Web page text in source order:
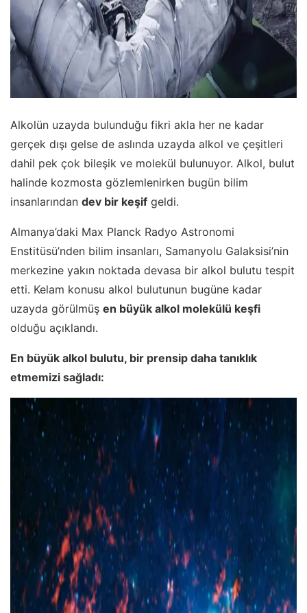
Alkolün uzayda bulunduğu fikri akla her ne kadar
gerçek dışı gelse de aslında uzayda alkol ve çeşitleri
dahil pek çok bileşik ve molekül bulunuyor. Alkol, bulut
halinde kozmosta gözlemlenirken bugün bilim
insanlarından dev bir keşif geldi.
Almanya’daki Max Planck Radyo Astronomi
Enstitüsü’nden bilim insanları, Samanyolu Galaksisi’nin
merkezine yakın noktada devasa bir alkol bulutu tespit
etti. Kelam konusu alkol bulutunun bugüne kadar
uzayda görülmüş en büyük alkol molekülü keşfi
olduğu açıklandı.
En büyük alkol bulutu, bir prensip daha tanıklık
etmemizi sağladı: